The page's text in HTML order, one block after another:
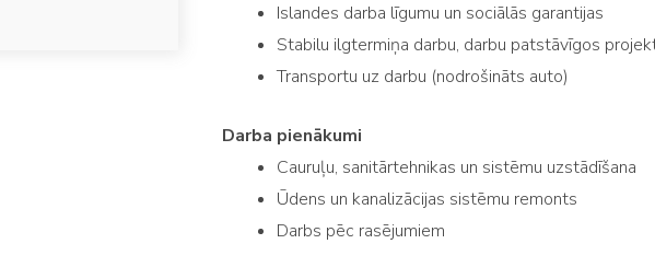
Islandes darba līgumu un sociālās garantijas
Stabilu ilgtermiņa darbu, darbu patstāvīgos
Transportu uz darbu (nodrošināts auto)
Darba pienākumi
Cauruļu, sanitārtehnikas un sistēmu uzstādīšana
Ūdens un kanalizācijas sistēmu remonts
Darbs pēc rasējumiem